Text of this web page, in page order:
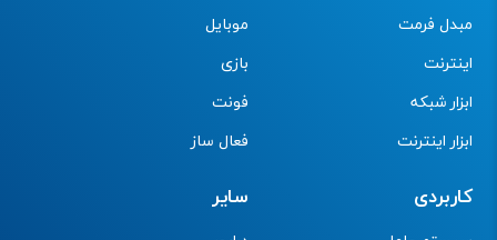
مبدل فرمت
اینترنت
ابزار شبکه
ابزار اینترنت
موبایل
بازی
فونت
فعال ساز
کاربردی سایر